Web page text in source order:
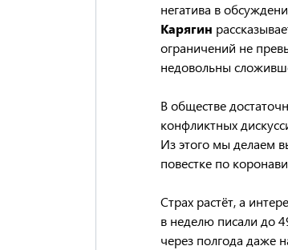
негатива в
Карягин
ограничений не
недовольны
В обществе
конфликтных
Из этого мы делаем
повестке по
Страх растёт, а
в неделю писали до
через полгода даже